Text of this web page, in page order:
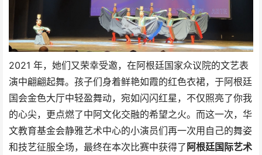
2021 年，她们又荣幸受邀，在阿根廷国家众议院的文艺表
演中翩翩起舞。孩子们身着鲜艳如霞的红色衣裙，于阿根廷
国会金色大厅中轻盈舞动，宛如闪闪红星，不仅照亮了你我
的心尖，更点燃了中阿文化交融的希望之火。而这一次，华
文教育基金会静雅艺术中心的小演员们再一次用自己的舞姿
和技艺征服全场，最终在本次比赛中获得了 阿根廷国际艺术